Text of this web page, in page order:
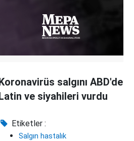
salgını ABD'de
ve siyahileri vurdu
Etiketler :
Salgın hastalık